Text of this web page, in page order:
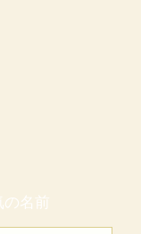
の名前